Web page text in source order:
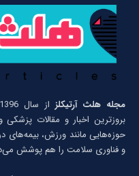
مجله هلث آرتیکلز
بروزترین اخبار و مقالات
حوزه‌هایی مانند ورزش، بیمه‌های
و فناوری سلامت را هم پوشش